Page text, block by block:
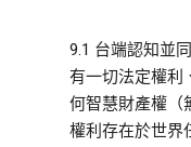
9.1 台端認知並
有一切法定權利
何智慧財產權（
權利存在於世界